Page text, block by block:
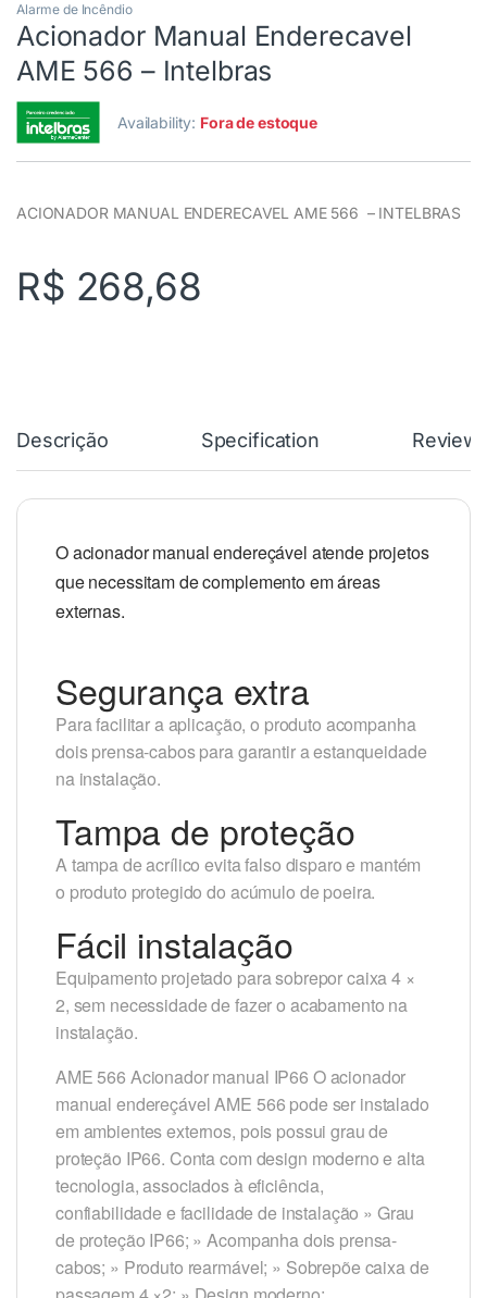
Alarme de Incêndio
Acionador Manual Enderecavel
AME 566 – Intelbras
Availability: Fora de estoque
ACIONADOR MANUAL ENDERECAVEL AME 566 – INTELBRAS
R$ 268,68
Descrição Specification
O acionador manual endereçável atende projetos
que necessitam de complemento em áreas
externas.
Segurança extra
Para facilitar a aplicação, o produto acompanha
dois prensa-cabos para garantir a estanqueidade
na instalação.
Tampa de proteção
A tampa de acrílico evita falso disparo e mantém
o produto protegido do acúmulo de poeira.
Fácil instalação
Equipamento projetado para sobrepor caixa 4 ×
2, sem necessidade de fazer o acabamento na
instalação.
AME 566 Acionador manual IP66 O acionador
manual endereçável AME 566 pode ser instalado
em ambientes externos, pois possui grau de
proteção IP66. Conta com design moderno e alta
tecnologia, associados à eficiência,
confiabilidade e facilidade de instalação » Grau
de proteção IP66; » Acompanha dois prensa-
cabos; » Produto rearmável; » Sobrepõe caixa de